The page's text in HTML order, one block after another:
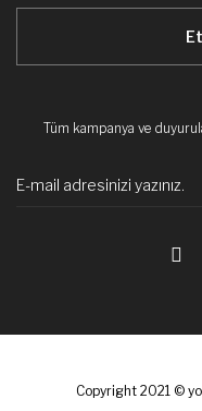
Tüm kampanya ve
Copyright 2021 ©